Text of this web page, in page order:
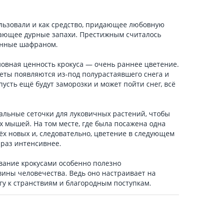
и как средство, придающее любовную
дурные запахи. Престижным считалось
шафраном.
ценность крокуса — очень раннее цветение.
появляются из-под полурастаявшего снега и
ещё будут заморозки и может пойти снег, всё
сеточки для луковичных растений, чтобы
мышей. На том месте, где была посажена одна
новых и, следовательно, цветение в следующем
интенсивнее.
крокусами особенно полезно
человечества. Ведь оно настраивает на
к странствиям и благородным поступкам.